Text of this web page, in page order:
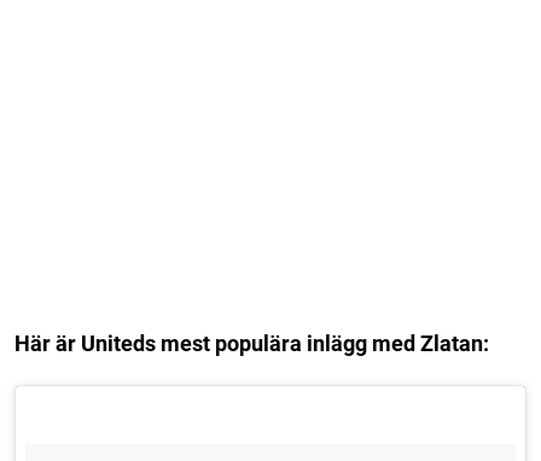
Här är Uniteds mest populära inlägg med Zlatan: